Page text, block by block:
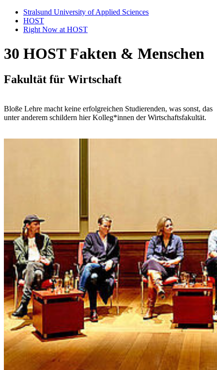
Stralsund University of Applied Sciences
HOST
Right Now at HOST
30 HOST Fak­ten & Men­schen
Fakultät für Wirtschaft
Bloße Lehre macht keine erfolgreichen Studierenden, was sonst, das
unter anderem schildern hier Kolleg*innen der Wirtschaftsfakultät.